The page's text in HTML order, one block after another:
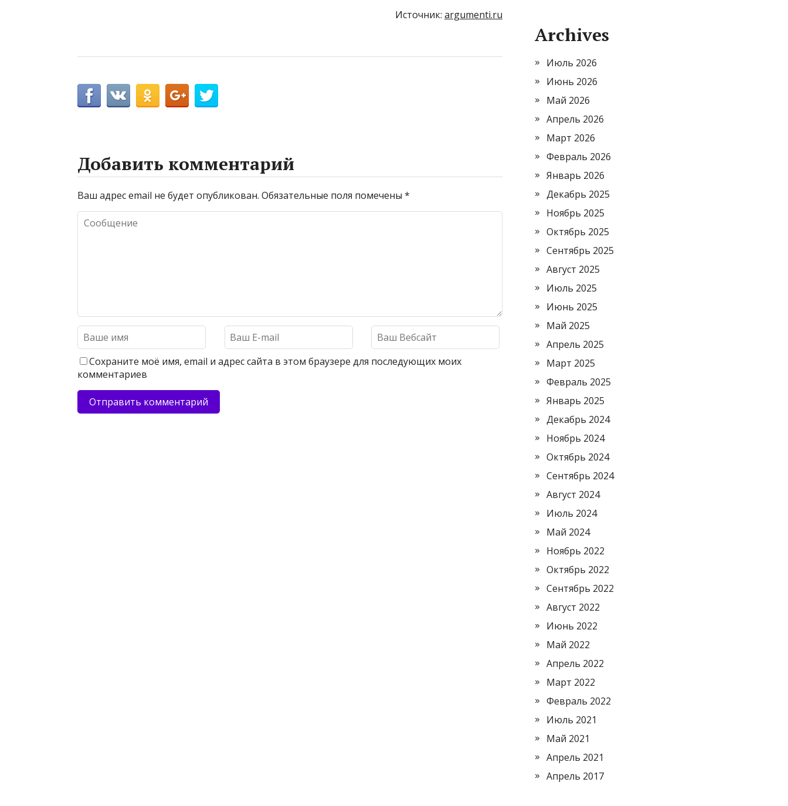
Источник: argumenti.ru
Добавить комментарий
Ваш адрес email не будет опубликован. Обязательные поля помечены *
Сохраните моё имя, email и адрес сайта в этом браузере для последующих моих
комментариев
Archives
Июль 2026
Июнь 2026
Май 2026
Апрель 2026
Март 2026
Февраль 2026
Январь 2026
Декабрь 2025
Ноябрь 2025
Октябрь 2025
Сентябрь 2025
Август 2025
Июль 2025
Июнь 2025
Май 2025
Апрель 2025
Март 2025
Февраль 2025
Январь 2025
Декабрь 2024
Ноябрь 2024
Октябрь 2024
Сентябрь 2024
Август 2024
Июль 2024
Май 2024
Ноябрь 2022
Октябрь 2022
Сентябрь 2022
Август 2022
Июнь 2022
Май 2022
Апрель 2022
Март 2022
Февраль 2022
Июль 2021
Май 2021
Апрель 2021
Апрель 2017